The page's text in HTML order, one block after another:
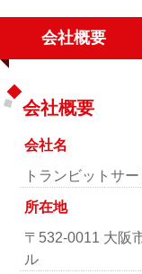
会社概要
会社概要
会社名
トランビットサ
所在地
〒532-0011 大阪
ル